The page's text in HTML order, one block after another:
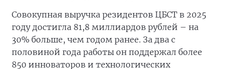
Совокупная выручка резидентов ЦБСТ в 2025
году достигла 81,8 миллиардов рублей – на
30% больше, чем годом ранее. За два с
половиной года работы он поддержал более
850 инноваторов и технологических